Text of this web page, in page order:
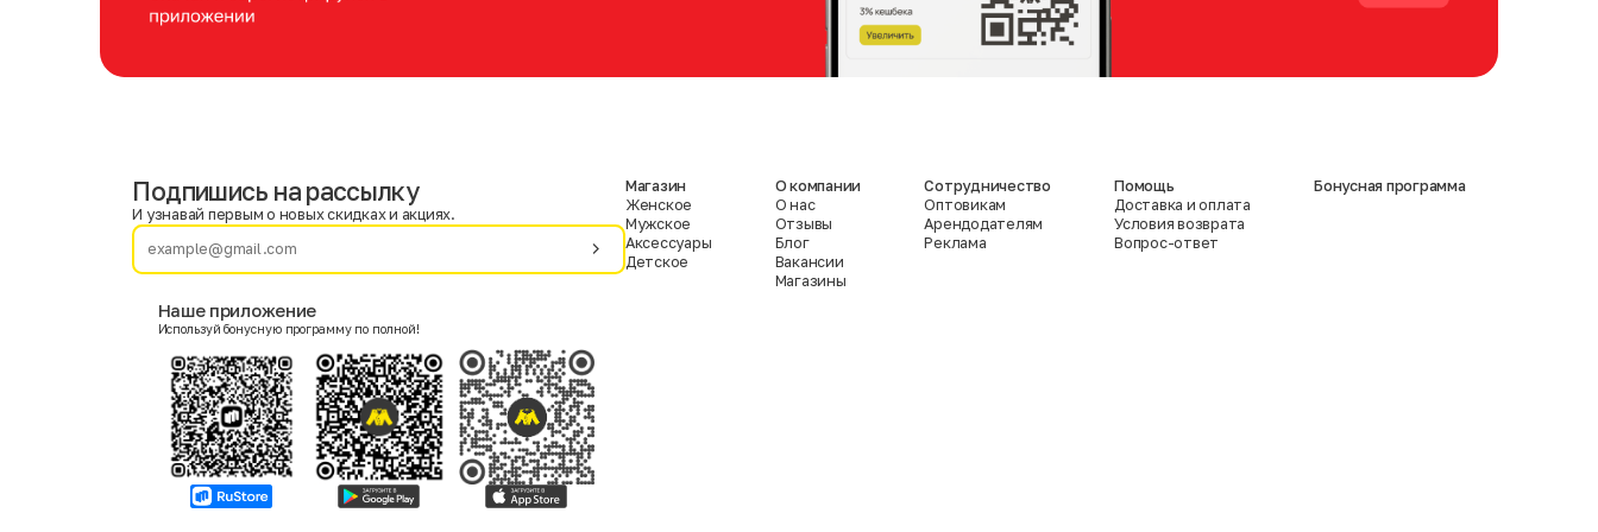
Фамилия
Женский
Согласие на получение чеков по электронной почте
Подпишись на рассылку
И узнавай первым о новых скидках и акциях.
Наше приложение
Используй бонусную программу по полной!
Магазин
Женское
Мужское
Аксессуары
Детское
О компании
О нас
Отзывы
Блог
Вакансии
Магазины
Сотрудничество
Оптовикам
Арендодателям
Реклама
Помощь
Доставка и оплата
Условия возврата
Вопрос-ответ
Бонусная программа